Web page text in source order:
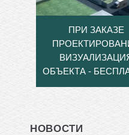
ПРИ ЗАКАЗЕ
ОБЪЕКТА -
НОВОСТИ